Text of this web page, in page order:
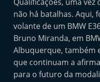
g
a
l
não há batalhas. Aqui,
volante de um BMW
Bruno Miranda, em
Albuquerque, também
que continuam a
para o futuro da